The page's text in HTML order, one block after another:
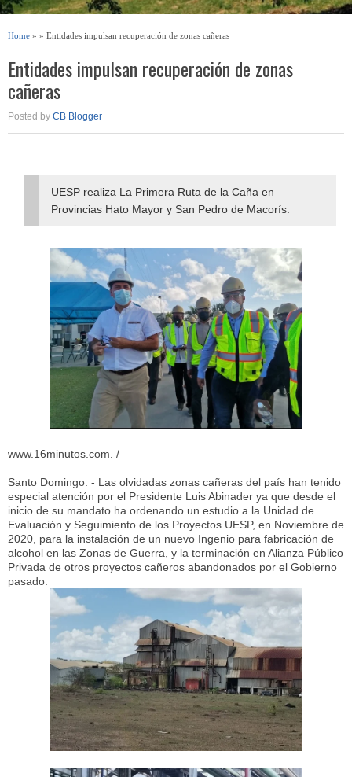
Home » » Entidades impulsan recuperación de zonas cañeras
Entidades impulsan recuperación de zonas
cañeras
Posted by CB Blogger
UESP realiza La Primera Ruta de la Caña en
Provincias Hato Mayor y San Pedro de Macorís.
www.16minutos.com. /
Santo Domingo. - Las olvidadas zonas cañeras del país han tenido
especial atención por el Presidente Luis Abinader ya que desde el
inicio de su mandato ha ordenando un estudio a la Unidad de
Evaluación y Seguimiento de los Proyectos UESP, en Noviembre de
2020, para la instalación de un nuevo Ingenio para fabricación de
alcohol en las Zonas de Guerra, y la terminación en Alianza Público
Privada de otros proyectos cañeros abandonados por el Gobierno
pasado.